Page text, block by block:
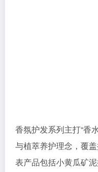
香氛护发系列主打“香
与植萃养护理念，覆
表产品包括小黄瓜矿